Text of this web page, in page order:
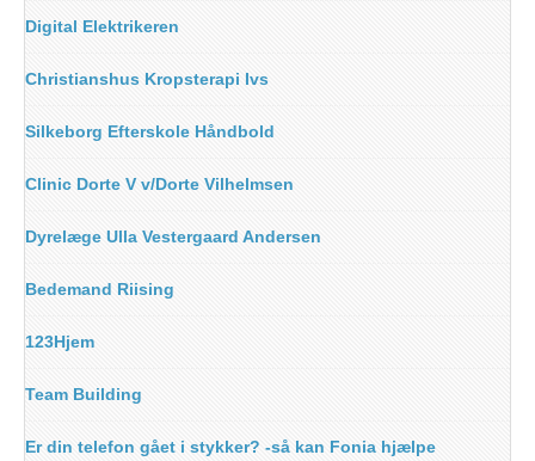
Digital Elektrikeren
Christianshus Kropsterapi Ivs
Silkeborg Efterskole Håndbold
Clinic Dorte V v/Dorte Vilhelmsen
Dyrelæge Ulla Vestergaard Andersen
Bedemand Riising
123Hjem
Team Building
Er din telefon gået i stykker? -så kan Fonia hjælpe